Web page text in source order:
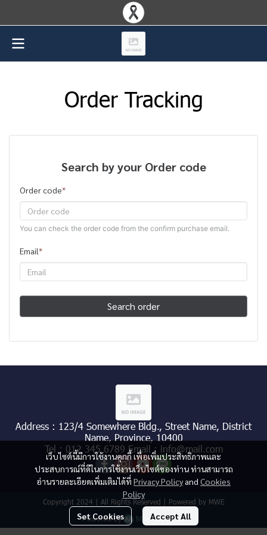
Order Tracking
Search by your Order code
Order code*
You can check the order code from the confirm purchase email.
Email*
Search order
เว็บไซต์นี้มีการใช้งานคุกกี้ เพื่อเพิ่มประสิทธิภาพและ
ประสบการณ์ที่ดีในการใช้งานเว็บไซต์ของท่าน ท่านสามารถ
อ่านรายละเอียดเพิ่มเติมได้ที่ Privacy Policy and Cookies
Policy
Set Cookies Accept All
Address : 123/4 Somewhere Bldg., Street Name, District
Name, Province, 10400
Tel : 012 345 6789 Email : info@mail.com
Copyright 2024 | All Rights Reserved | Powered by MWE
Powered By MakeWebEasy